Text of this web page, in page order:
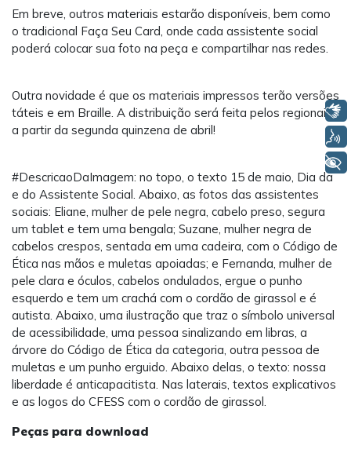
Em breve, outros materiais estarão disponíveis, bem como
o tradicional Faça Seu Card, onde cada assistente social
poderá colocar sua foto na peça e compartilhar nas redes.
Outra novidade é que os materiais impressos terão versões
táteis e em Braille. A distribuição será feita pelos regionais
a partir da segunda quinzena de abril!
#DescricaoDaImagem: no topo, o texto 15 de maio, Dia da
e do Assistente Social. Abaixo, as fotos das assistentes
sociais: Eliane, mulher de pele negra, cabelo preso, segura
um tablet e tem uma bengala; Suzane, mulher negra de
cabelos crespos, sentada em uma cadeira, com o Código de
Ética nas mãos e muletas apoiadas; e Fernanda, mulher de
pele clara e óculos, cabelos ondulados, ergue o punho
esquerdo e tem um crachá com o cordão de girassol e é
autista. Abaixo, uma ilustração que traz o símbolo universal
de acessibilidade, uma pessoa sinalizando em libras, a
árvore do Código de Ética da categoria, outra pessoa de
muletas e um punho erguido. Abaixo delas, o texto: nossa
liberdade é anticapacitista. Nas laterais, textos explicativos
e as logos do CFESS com o cordão de girassol.
Peças para download
Libras